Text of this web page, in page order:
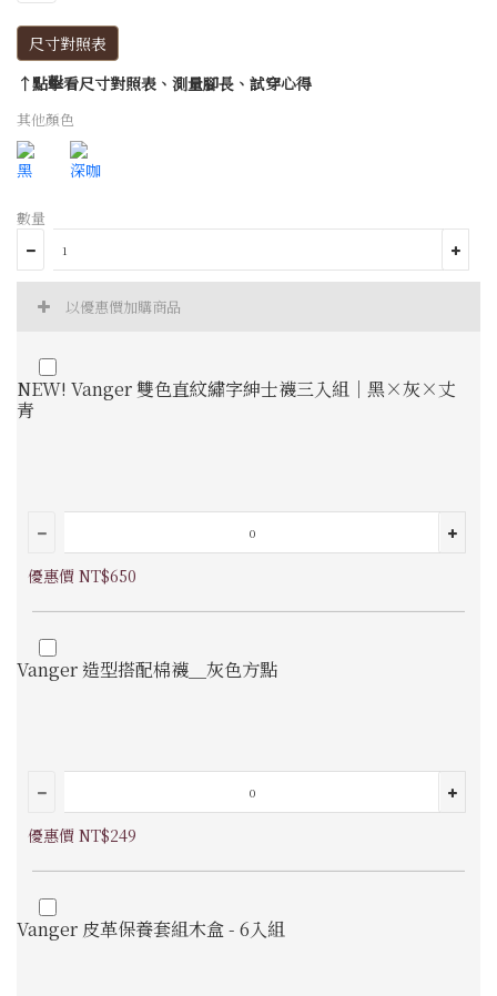
尺寸對照表
↑點擊看尺寸對照表、測量腳長、試穿心得
其他顏色
數量
以優惠價加購商品
NEW! Vanger 雙色直紋繡字紳士襪三入組｜黑×灰×丈
青
優惠價 NT$650
Vanger 造型搭配棉襪＿灰色方點
優惠價 NT$249
Vanger 皮革保養套組木盒 - 6入組